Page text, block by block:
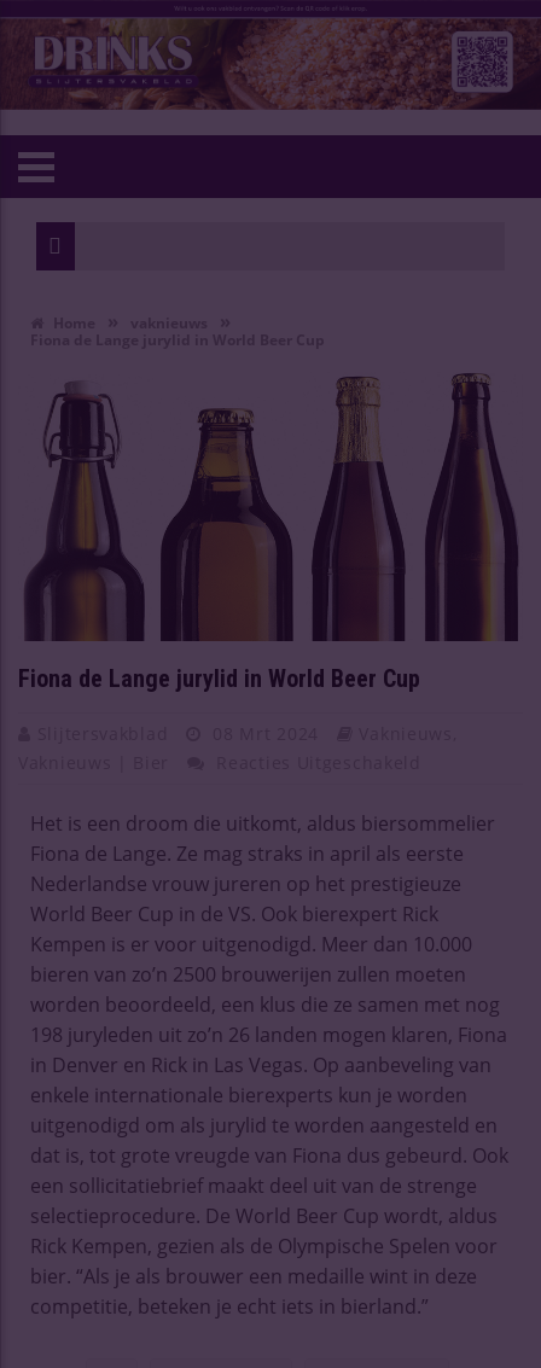
Fiona de Lange jurylid in World Beer Cup
Het is een droom die uitkomt, aldus biersommelier
Fiona de Lange. Ze mag straks in april als eerste
Nederlandse vrouw jureren op het prestigieuze
World Beer Cup in de VS. Ook bierexpert Rick
Kempen is er voor uitgenodigd. Meer dan 10.000
bieren van zo’n 2500 brouwerijen zullen moeten
worden beoordeeld, een klus die ze samen met nog
198 juryleden uit zo’n 26 landen mogen klaren, Fiona
in Denver en Rick in Las Vegas. Op aanbeveling van
enkele internationale bierexperts kun je worden
uitgenodigd om als jurylid te worden aangesteld en
dat is, tot grote vreugde van Fiona dus gebeurd. Ook
een sollicitatiebrief maakt deel uit van de strenge
selectieprocedure. De World Beer Cup wordt, aldus
Rick Kempen, gezien als de Olympische Spelen voor
bier. “Als je als brouwer een medaille wint in deze
competitie, beteken je echt iets in bierland.”